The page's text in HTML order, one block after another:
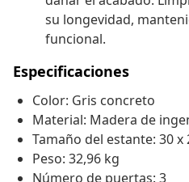
su longevidad,
funcional.
Especificaciones
Color: Gris concreto
Material: Madera de
Tamaño del estante: 30 x
Peso: 32,96 kg
Número de puertas: 3